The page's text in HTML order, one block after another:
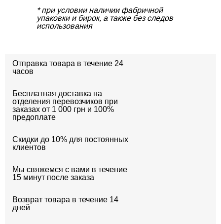
* при условии наличии фабричной
упаковки и бирок, а также без следов
использования
Отправка товара в течение 24
часов
Бесплатная доставка на
отделения перевозчиков при
заказах от 1 000 грн и 100%
предоплате
Скидки до 10% для постоянных
клиентов
Мы свяжемся с вами в течение
15 минут после заказа
Возврат товара в течение 14
дней